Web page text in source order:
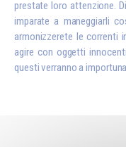
prestate loro attenzione.
imparate a maneggiarli
armonizzerete le correnti
agire con oggetti
questi verranno a